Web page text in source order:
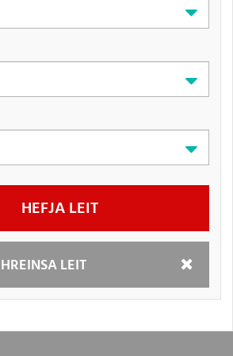
HREINSA LEIT